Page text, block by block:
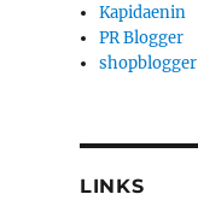
Kapidaenin
PR Blogger
shopblogger
LINKS